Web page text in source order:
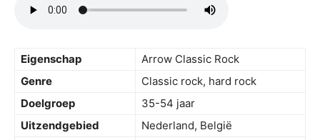
Eigenschap
Arrow Classic Rock
Genre
Classic rock, hard rock
Doelgroep
35-54 jaar
Uitzendgebied
Nederland, België